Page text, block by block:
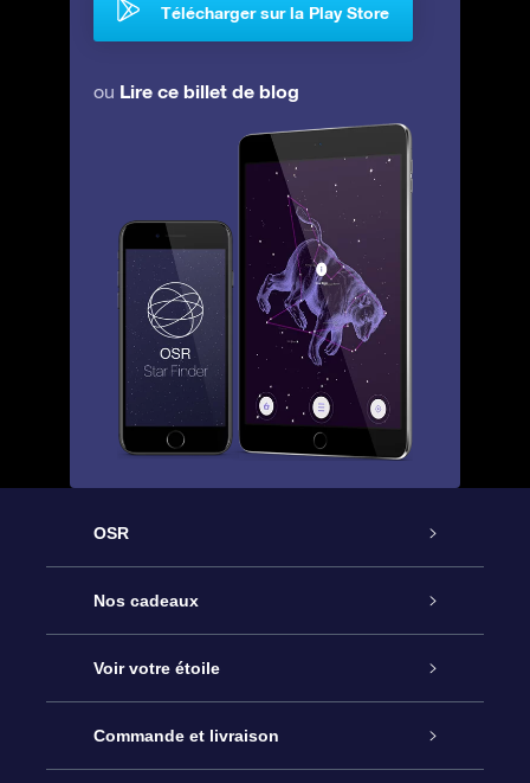
Télécharger sur la Play Store
ou Lire ce billet de blog
OSR
Service
À propos de l’OSR
Nous contacter
Nos cadeaux
Cadeau d’étoile en ligne
Coffret cadeau OSR
Voir votre étoile
Registre des étoiles
Commande et livraison